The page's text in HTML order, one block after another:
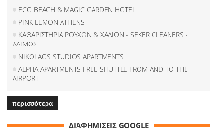
ECO BEACH & MAGIC GARDEN HOTEL
PINK LEMON ATHENS
ΚΑΘΑΡΙΣΤΗΡΙΑ ΡΟΥΧΩΝ & ΧΑΛΙΩΝ - SEKER CLEANERS -
ΑΛΙΜΟΣ
NIKOLAOS STUDIOS APARTMENTS
ALPHA APARTMENTS FREE SHUTTLE FROM AND TO THE
AIRPORT
περισσότερα
ΔΙΑΦΗΜΙΣΕΙΣ GOOGLE